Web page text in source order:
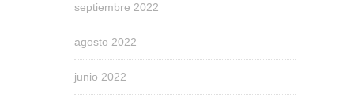
septiembre 2022
agosto 2022
junio 2022